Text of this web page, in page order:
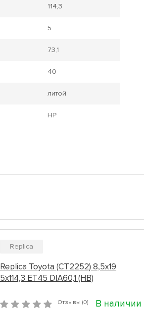
114,3
5
73,1
40
литой
HP
Replica
Replica Toyota (CT2252) 8,5x19
5x114,3 ET45 DIA60,1 (HB)
Отзывы (0) В наличии